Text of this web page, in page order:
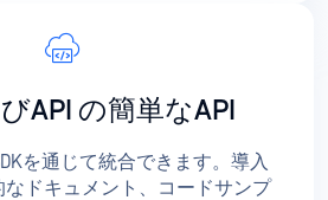
API の簡単なAPI
を通じて統合できます。導入
ドキュメント、コードサンプ